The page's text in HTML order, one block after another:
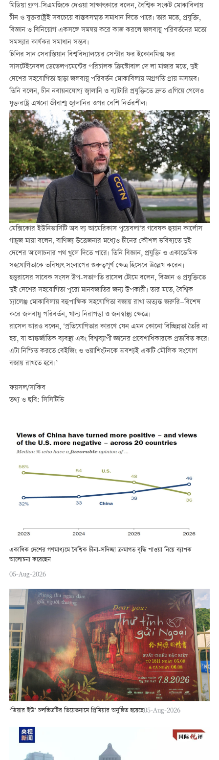
মিডিয়া গ্রুপ-সিএমজিকে দেওয়া সাক্ষাৎকারে বলেন, বৈশ্বিক সংকট মোকাবিলায়
চীন ও যুক্তরাষ্ট্রই সবচেয়ে বাস্তবসম্মত সমাধান দিতে পারে। তার মতে, প্রযুক্তি,
বিজ্ঞান ও বিনিয়োগ একসঙ্গে সমন্বয় করে কাজ করলে জলবায়ু পরিবর্তনের মতো
সমস্যার কার্যকর সমাধান সম্ভব।
চিলির সান সেবাস্তিয়ান বিশ্ববিদ্যালয়ের সেন্টার ফর ইকোনমিক্স ফর
সাসটেইনেবল ডেভেলপমেন্টের পরিচালক ক্রিস্টোবাল দে লা মাজার মতে, দুই
দেশের সহযোগিতা ছাড়া জলবায়ু পরিবর্তন মোকাবিলায় অগ্রগতি প্রায় অসম্ভব।
তিনি বলেন, চীন নবায়নযোগ্য জ্বালানি ও ব্যাটারি প্রযুক্তিতে দ্রুত এগিয়ে গেলেও
যুক্তরাষ্ট্র এখনো জীবাশ্ম জ্বালানির ওপর বেশি নির্ভরশীল।
মেক্সিকোর ইউনিভার্সিটি অব দ্য আমেরিকাস পুয়েবলা’র গবেষক হুয়ান কার্লোস
গাচুজ মায়া বলেন, বাণিজ্য উত্তেজনার মধ্যেও চীনের কৌশল ভবিষ্যতে দুই
দেশের আলোচনার পথ খুলে দিতে পারে। তিনি বিজ্ঞান, প্রযুক্তি ও একাডেমিক
সহযোগিতাকে ভবিষ্যৎ সংলাপের গুরুত্বপূর্ণ ক্ষেত্র হিসেবে উল্লেখ করেন।
হন্ডুরাসের সাবেক সংসদ উপ-সভাপতি রাসেল টোমে বলেন, বিজ্ঞান ও প্রযুক্তিতে
দুই দেশের সহযোগিতা পুরো মানবজাতির জন্য উপকারী। তার মতে, বৈশ্বিক
চ্যালেঞ্জ মোকাবিলায় বহুপাক্ষিক সহযোগিতা বজায় রাখা অত্যন্ত জরুরি—বিশেষ
করে জলবায়ু পরিবর্তন, খাদ্য নিরাপত্তা ও জনস্বাস্থ্য ক্ষেত্রে।
রাসেল আরও বলেন, ‘প্রতিযোগিতার কারণে যেন এমন কোনো বিচ্ছিন্নতা তৈরি না
হয়, যা আন্তর্জাতিক ব্যবস্থা এবং বিশ্বব্যাপী জ্ঞানের প্রবেশাধিকারকে প্রভাবিত করে।
এটা নিশ্চিত করতে বেইজিং ও ওয়াশিংটনকে অবশ্যই একটি মৌলিক সংযোগ
বজায় রাখতে হবে।’
ফয়সল/সাকিব
তথ্য ও ছবি: সিসিটিভি
একাধিক দেশের গণমাধ্যমে বৈশ্বিক চীনা-সদিচ্ছা ক্রমাগত বৃদ্ধি পাওয়া নিয়ে ব্যাপক
আলোচনা করেছেন
05-Aug-2026
‘ডিয়ার ইউ’ চলচ্চিত্রটির ভিয়েতনামে প্রিমিয়ার অনুষ্ঠিত হয়েছে05-Aug-2026